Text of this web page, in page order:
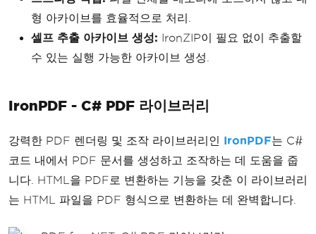
형 아카이브를 효율적으로 처리.
셀프 추출 아카이브 생성: IronZIP이 필요 없이 추출할
수 있는 실행 가능한 아카이브 생성.
IronPDF - C# PDF 라이브러리
강력한 PDF 렌더링 및 조작 라이브러리인 IronPDF는 C#
코드 내에서 PDF 문서를 생성하고 조작하는 데 도움을 줍
니다. HTML을 PDF로 변환하는 기능을 갖춘 이 라이브러리
는 HTML 파일을 PDF 형식으로 변환하는 데 완벽합니다.